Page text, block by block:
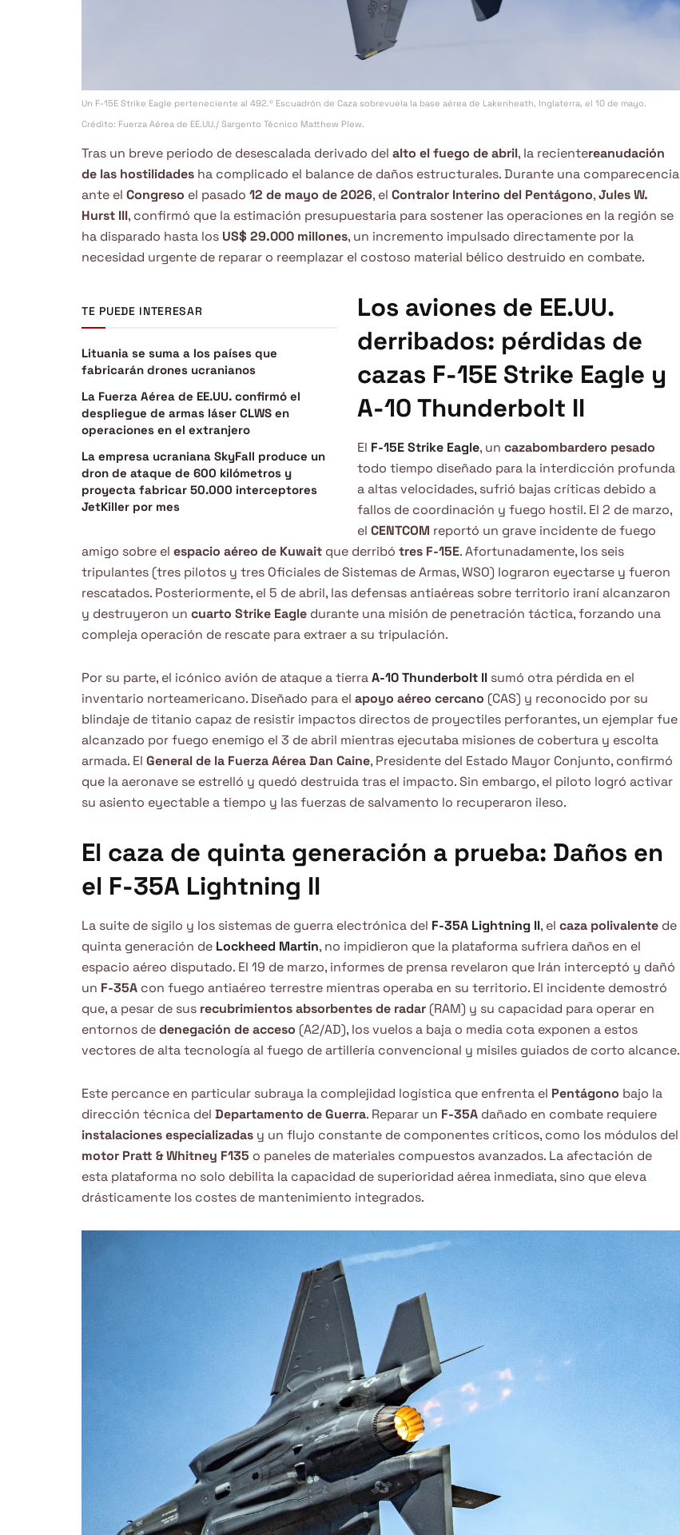
Un F-15E Strike Eagle perteneciente al 492.º Escuadrón de Caza sobrevuela la base aérea de Lakenheath, Inglaterra, el 10 de mayo.
Crédito: Fuerza Aérea de EE.UU./ Sargento Técnico Matthew Plew.
Tras un breve periodo de desescalada derivado del alto el fuego de abril, la recientereanudación
de las hostilidades ha complicado el balance de daños estructurales. Durante una comparecencia
ante el Congreso el pasado 12 de mayo de 2026, el Contralor Interino del Pentágono,Jules W.
Hurst III, confirmó que la estimación presupuestaria para sostener las operaciones en la región se
ha disparado hasta los US$ 29.000 millones, un incremento impulsado directamente por la
necesidad urgente de reparar o reemplazar el costoso material bélico destruido en combate.
TE PUEDE INTERESAR
Lituania se suma a los países que
fabricarán drones ucranianos
La Fuerza Aérea de EE.UU. confirmó el
despliegue de armas láser CLWS en
operaciones en el extranjero
La empresa ucraniana SkyFall produce un
dron de ataque de 600 kilómetros y
proyecta fabricar 50.000 interceptores
JetKiller por mes
Los aviones de EE.UU.
derribados: pérdidas de
cazas F-15E Strike Eagle y
A-10 Thunderbolt II
El F-15E Strike Eagle, un cazabombardero pesado
todo tiempo diseñado para la interdicción profunda
a altas velocidades, sufrió bajas críticas debido a
fallos de coordinación y fuego hostil. El 2 de marzo,
el CENTCOM reportó un grave incidente de fuego
amigo sobre el espacio aéreo de Kuwait que derribó tres F-15E. Afortunadamente, los seis
tripulantes (tres pilotos y tres Oficiales de Sistemas de Armas, WSO) lograron eyectarse y fueron
rescatados. Posteriormente, el 5 de abril, las defensas antiaéreas sobre territorio iraní alcanzaron
y destruyeron un cuarto Strike Eagle durante una misión de penetración táctica, forzando una
compleja operación de rescate para extraer a su tripulación.
Por su parte, el icónico avión de ataque a tierraA-10 Thunderbolt II sumó otra pérdida en el
inventario norteamericano. Diseñado para el apoyo aéreo cercano (CAS) y reconocido por su
blindaje de titanio capaz de resistir impactos directos de proyectiles perforantes, un ejemplar fue
alcanzado por fuego enemigo el 3 de abril mientras ejecutaba misiones de cobertura y escolta
armada. El General de la Fuerza Aérea Dan Caine, Presidente del Estado Mayor Conjunto, confirmó
que la aeronave se estrelló y quedó destruida tras el impacto. Sin embargo, el piloto logró activar
su asiento eyectable a tiempo y las fuerzas de salvamento lo recuperaron ileso.
El caza de quinta generación a prueba: Daños en
el F-35A Lightning II
La suite de sigilo y los sistemas de guerra electrónica del F-35A Lightning II, el caza polivalente de
quinta generación de Lockheed Martin, no impidieron que la plataforma sufriera daños en el
espacio aéreo disputado. El 19 de marzo, informes de prensa revelaron que Irán interceptó y dañó
un F-35A con fuego antiaéreo terrestre mientras operaba en su territorio. El incidente demostró
que, a pesar de sus recubrimientos absorbentes de radar (RAM) y su capacidad para operar en
entornos dedenegación de acceso (A2/AD), los vuelos a baja o media cota exponen a estos
vectores de alta tecnología al fuego de artillería convencional y misiles guiados de corto alcance.
Este percance en particular subraya la complejidad logística que enfrenta el Pentágono bajo la
dirección técnica del Departamento de Guerra. Reparar un F-35A dañado en combate requiere
instalaciones especializadas y un flujo constante de componentes críticos, como los módulos del
motor Pratt & Whitney F135 o paneles de materiales compuestos avanzados. La afectación de
esta plataforma no solo debilita la capacidad de superioridad aérea inmediata, sino que eleva
drásticamente los costes de mantenimiento integrados.